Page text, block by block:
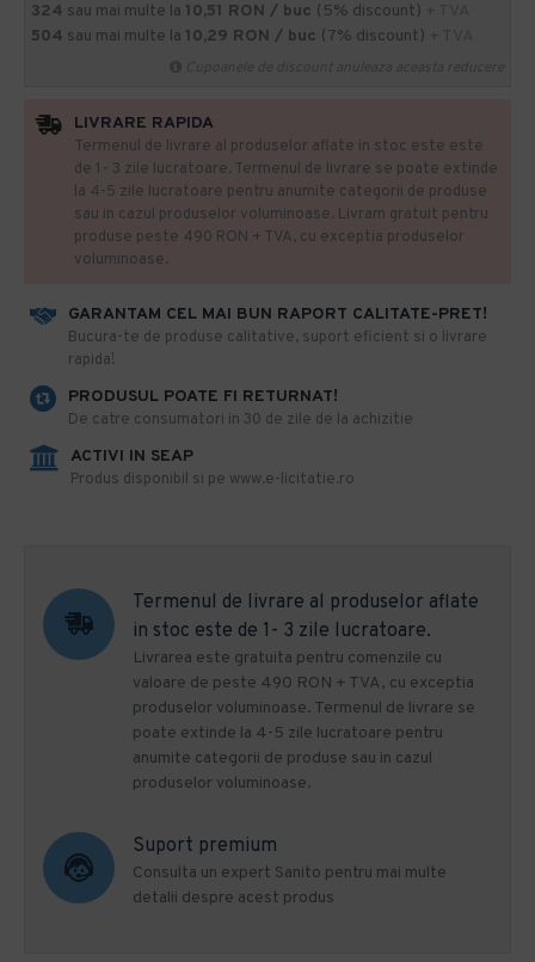
324 sau mai multe la 10,51 RON / buc (5% discount)
504 sau mai multe la 10,29 RON / buc (7% discount)
GARANTAM CEL MAI BUN RAPORT CALITATE-PRET!
​Bucura-te de produse calitative, suport eficient si o livrare
rapida!
PRODUSUL POATE FI RETURNAT!
De catre consumatori in 30 de zile de la achizitie
ACTIVI IN SEAP
Produs disponibil si pe www.e-licitatie.ro
LIVRARE RAPIDA
Termenul de livrare al produselor aflate in stoc este este
de 1- 3 zile lucratoare. Termenul de livrare se poate extinde
la 4-5 zile lucratoare pentru anumite categorii de produse
sau in cazul produselor voluminoase. Livram gratuit pentru
produse peste 490 RON + TVA, cu exceptia produselor
voluminoase.
Termenul de livrare al produselor aflate
in stoc este de 1- 3 zile lucratoare.
Livrarea este gratuita pentru comenzile cu
valoare de peste 490 RON + TVA, cu exceptia
produselor voluminoase. Termenul de livrare se
poate extinde la 4-5 zile lucratoare pentru
anumite categorii de produse sau in cazul
produselor voluminoase.
Suport premium
Consulta un expert Sanito pentru mai multe
detalii despre acest produs